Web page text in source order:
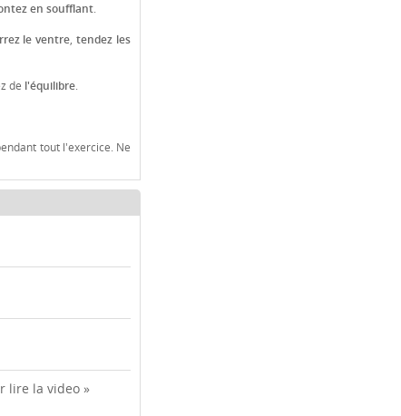
en soufflant.
le ventre,tendez les
de l'équilibre.
tout l'exercice. Ne
lire la video »